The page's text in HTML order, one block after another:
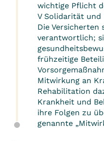
wichtige Pflicht
V Solidarität und
Die
verantwortlich;
frühzeitige
Mitwirkung an
Rehabilitation
Krankheit und
ihre Folgen zu
genannte